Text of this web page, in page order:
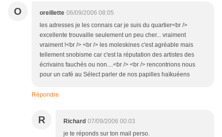
O oreillette 06/09/2006 08:05
les adresses je les connais car je suis du quartier<br />
excellente trouvaille seulement un peu cher... vraiment
vraiment !<br /> <br /> les moleskines c'est agréable mais
tellement snobisme car c'est la réputation des artistes des
écrivains fauchés ou non....<br /> <br /> rencontrions nous
pour un café au Sélect parler de nos papilles haïkuéens
Répondre
R Richard 07/09/2006 00:03
je te réponds sur ton mail perso.